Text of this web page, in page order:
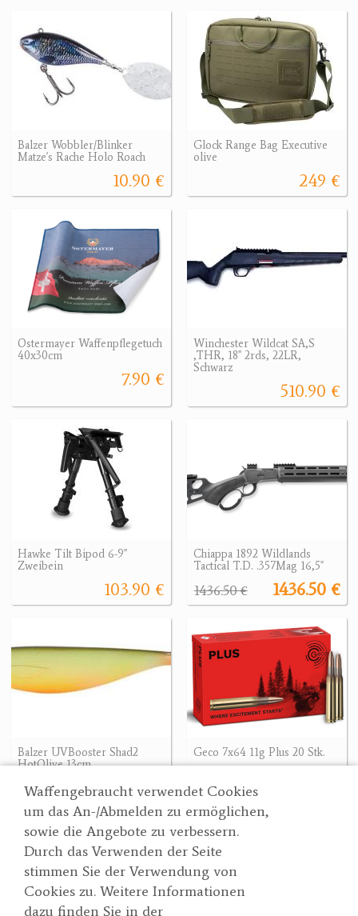
Waffengebraucht verwendet Cookies
um das An-/Abmelden zu ermöglichen,
sowie die Angebote zu verbessern.
Durch das Verwenden der Seite
stimmen Sie der Verwendung von
Cookies zu. Weitere Informationen
dazu finden Sie in der
Balzer Wobbler/Blinker
Matze's Rache Holo Roach
10.90 €
Glock Range Bag Executive
olive
249 €
Ostermayer Waffenpflegetuch
40x30cm
7.90 €
Winchester Wildcat SA,S
,THR, 18" 2rds, 22LR,
Schwarz
510.90 €
Hawke Tilt Bipod 6-9"
Zweibein
103.90 €
Chiappa 1892 Wildlands
Tactical T.D. .357Mag 16,5"
1436.50 €
1436.50 €
Balzer UVBooster Shad2
HotOlive 13cm
3.40 €
Geco 7x64 11g Plus 20 Stk.
Suche
Partner
AGBs
Wertgarner 1820
Jagd & SporthandelsgmbH
Dr. Karl-Renner-Straße 48